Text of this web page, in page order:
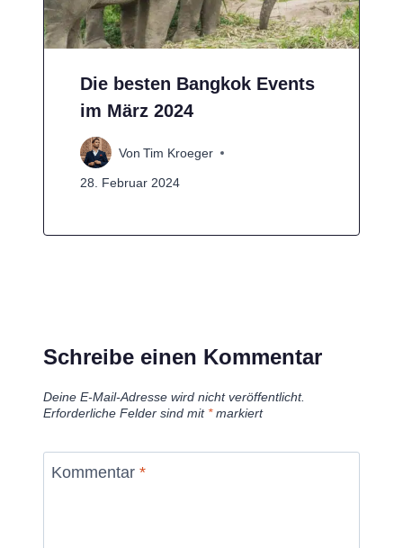
Die besten Bangkok Events
im März 2024
Von Tim Kroeger
28. Februar 2024
Schreibe einen Kommentar
Deine E-Mail-Adresse wird nicht veröffentlicht.
Erforderliche Felder sind mit *markiert
Kommentar *